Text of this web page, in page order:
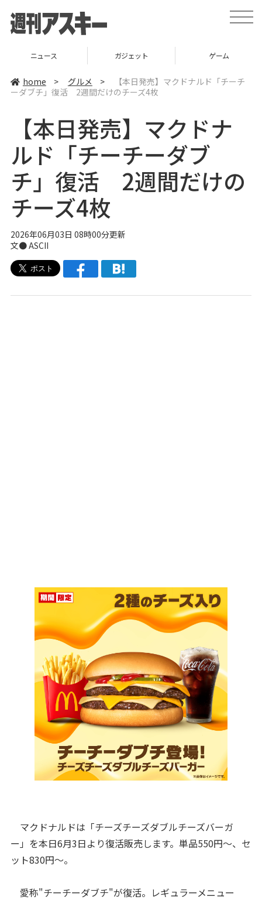
t
o
v
ニュース ガジェット ゲーム
home > グルメ >
【本日発売】マクドナルド「チーチ
ーダブチ」復活 2週間だけのチーズ4枚
【本日発売】マクドナ
ルド「チーチーダブ
チ」復活 2週間だけの
チーズ4枚
2026年06月03日 08時00分更新
文● ASCII
マクドナルドは「チーズチーズダブルチーズバーガ
ー」を本日6月3日より復活販売します。単品550円～、セ
ット830円～。
愛称"チーチーダブチ"が復活。レギュラーメニュー